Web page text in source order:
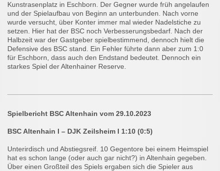
Kunstrasenplatz in Eschborn. Der Gegner wurde früh angelaufen
und der Spielaufbau von Beginn an unterbunden. Nach vorne
wurde versucht, über Konter immer mal wieder Nadelstiche zu
setzen. Hier hat der BSC noch Verbesserungsbedarf. Nach der
Halbzeit war der Gastgeber spielbestimmend, dennoch hielt die
Defensive des BSC stand. Ein Fehler führte dann aber zum 1:0
für Eschborn, dass auch den Endstand bedeutet. Dennoch ein
starkes Spiel der Altenhainer Reserve.
Spielbericht BSC Altenhain vom 29.10.2023
BSC Altenhain I – DJK Zeilsheim I 1:10 (0:5)
Unterirdisch und Abstiegsreif. 10 Gegentore bei einem Heimspiel
hat es schon lange (oder auch gar nicht?) in Altenhain gegeben.
Über einen Großteil des Spiels ergaben sich die Spieler aus